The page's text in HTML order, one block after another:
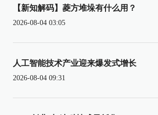
【新知解码】菱方堆垛有什么用？
2026-08-04 03:05
人工智能技术产业迎来爆发式增长
2026-08-04 09:31